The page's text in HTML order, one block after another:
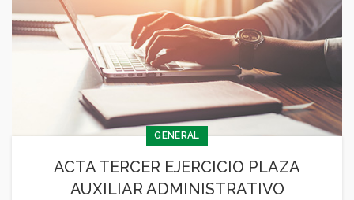
GENERAL
ACTA TERCER EJERCICIO PLAZA
AUXILIAR ADMINISTRATIVO